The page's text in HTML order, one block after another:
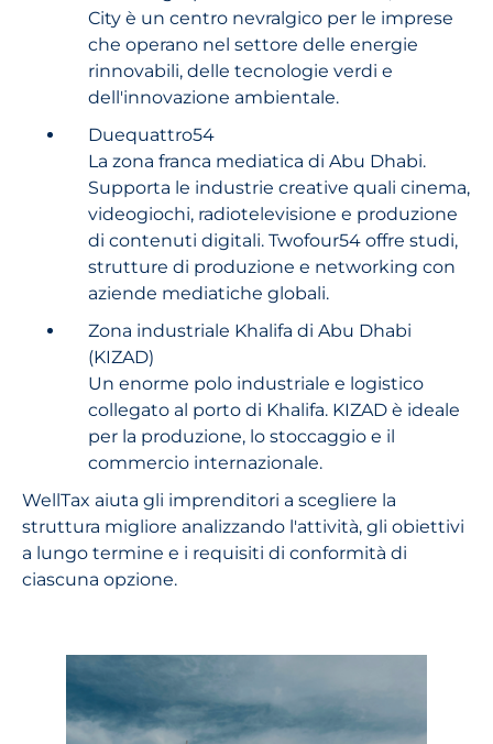
City è un centro nevralgico per le imprese
che operano nel settore delle energie
rinnovabili, delle tecnologie verdi e
dell'innovazione ambientale.
Duequattro54
La zona franca mediatica di Abu Dhabi.
Supporta le industrie creative quali cinema,
videogiochi, radiotelevisione e produzione
di contenuti digitali. Twofour54 offre studi,
strutture di produzione e networking con
aziende mediatiche globali.
Zona industriale Khalifa di Abu Dhabi
(KIZAD)
Un enorme polo industriale e logistico
collegato al porto di Khalifa. KIZAD è ideale
per la produzione, lo stoccaggio e il
commercio internazionale.
WellTax aiuta gli imprenditori a scegliere la
struttura migliore analizzando l'attività, gli obiettivi
a lungo termine e i requisiti di conformità di
ciascuna opzione.